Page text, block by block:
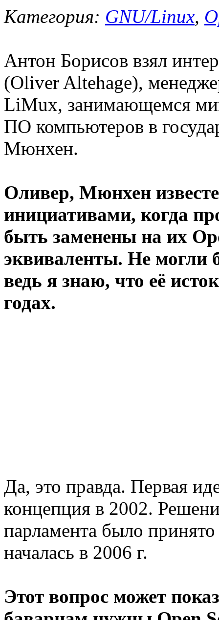
Категория: GNU/Linux,
Антон Борисов взял
(Oliver Altehage),
LiMux, занимающемся
ПО компьютеров в
Мюнхен.
Оливер, Мюнхен
инициативами, когда
быть заменены на их
эквиваленты. Не могли
ведь я знаю, что её
годах.
Да, это правда. Первая
концепция в 2002.
парламента было
началась в 2006 г.
Этот вопрос может